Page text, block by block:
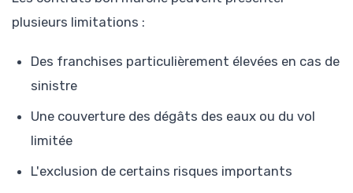
plusieurs limitations :
Des franchises particulièrement élevées en cas de
sinistre
Une couverture des dégâts des eaux ou du vol
limitée
L'exclusion de certains risques importants